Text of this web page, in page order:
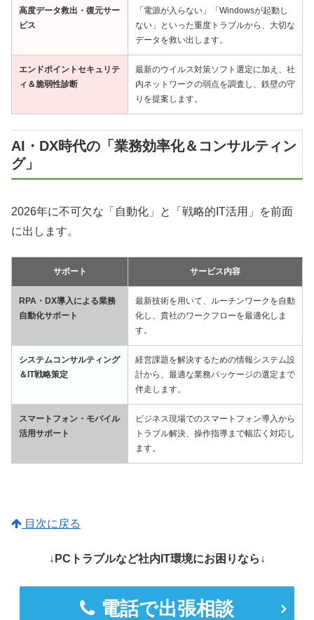
高度データ救出・復元サー
ビス
「電源が入らない」「Windowsが起動し
ない」といった重度トラブルから、大切な
データを救い出します。
エンドポイントセキュリテ
ィ＆脆弱性診断
最新のウイルス対策ソフト選定に加え、社
内ネットワークの弱点を調査し、鉄壁の守
りを提案します。
AI・DX時代の「業務効率化＆コンサルティン
グ」
2026年に不可欠な「自動化」と「戦略的IT活用」を前面
に出します。
サポート サービス内容
RPA・DX導入による業務
自動化サポート
最新技術を用いて、ルーチンワークを自動
化し、貴社のワークフローを最適化しま
す。
システムコンサルティング
＆IT戦略策定
経営課題を解決するための情報システム設
計から、最適な業務パッケージの選定まで
伴走します。
スマートフォン・モバイル
活用サポート
ビジネス現場でのスマートフォン導入から
トラブル解決、操作指導まで幅広く対応し
ます。
目次に戻る
↓PCトラブルなど社内IT環境にお困りなら↓
電話で出張相談